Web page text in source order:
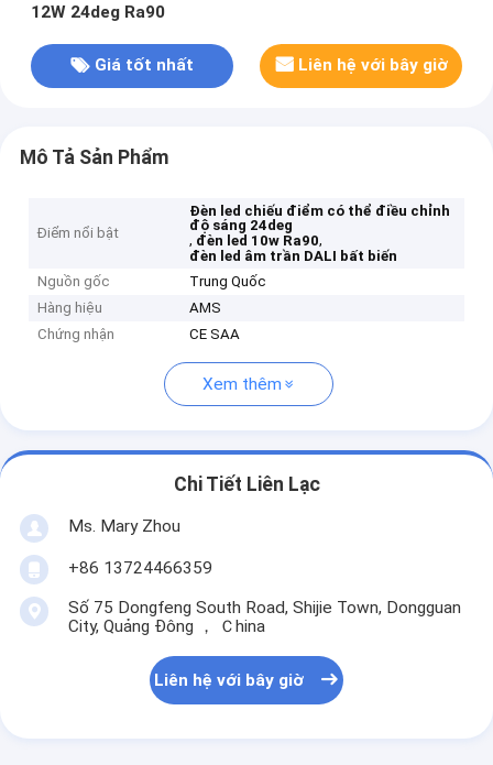
12W 24deg Ra90
Giá tốt nhất Liên hệ với bây giờ
Mô Tả Sản Phẩm
Điểm nổi bật
Đèn led chiếu điểm có thể điều chỉnh
độ sáng 24deg
, đèn led 10w Ra90,
đèn led âm trần DALI bất biến
Nguồn gốc
Trung Quốc
Hàng hiệu
AMS
Chứng nhận
CE SAA
Xem thêm
Chi Tiết Liên Lạc
Ms. Mary Zhou
+86 13724466359
Số 75 Dongfeng South Road, Shijie Town, Dongguan
City, Quảng Đông ， Ｃhina
Liên hệ với bây giờ